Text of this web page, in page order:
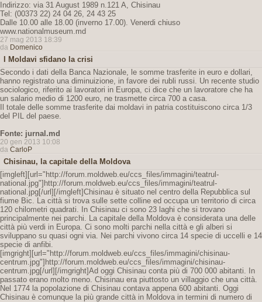
Indirizzo: via 31 August 1989 n.121 A, Chisinau
Tel: (00373 22) 24 04 26, 24 43 25
Dalle 10.00 alle 18.00 (inverno 17.00). Venerdi chiuso
www.nationalmuseum.md
27 mag 2013 18:39
da Domenico
I Moldavi sfidano la crisi
Secondo i dati della Banca Nazionale, le somme trasferite in euro e dollari,
hanno registrato una diminuizione, in favore dei rubli russi. Un recente studio
sociologico, riferito ai lavoratori in Europa, ci dice che un lavoratore che ha
un salario medio di 1200 euro, ne trasmette circa 700 a casa.
Il totale delle somme trasferite dai moldavi in patria costituiscono circa 1/3
del PIL del paese.
Fonte: jurnal.md
20 gen 2013 10:08
da CarloP
Chisinau, la capitale della Moldova
[imgleft][url="http://forum.moldweb.eu/ccs_files/immagini/teatrul-
national.jpg"]http://forum.moldweb.eu/ccs_files/immagini/teatrul-
national.jpg[/url][/imgleft]Chisinau è situato nel centro della Repubblica sul
fiume Bic. La città si trova sulle sette colline ed occupa un territorio di circa
120 chilometri quadrati. In Chisinau ci sono 23 laghi che si trovano
principalmente nei parchi. La capitale della Moldova è considerata una delle
città più verdi in Europa. Ci sono molti parchi nella città e gli alberi si
sviluppano su quasi ogni via. Nei parchi vivono circa 14 specie di uccelli e 14
specie di anfibi.
[imgright][url="http://forum.moldweb.eu/ccs_files/immagini/chisinau-
centrum.jpg"]http://forum.moldweb.eu/ccs_files/immagini/chisinau-
centrum.jpg[/url][/imgright]Ad oggi Chisinau conta più di 700 000 abitanti. In
passato erano molto meno. Chisinau era piuttosto un villaggio che una città.
Nel 1774 la popolazione di Chisinau contava appena 600 abitanti. Oggi
Chisinau è comunque la più grande città in Moldova in termini di numero di